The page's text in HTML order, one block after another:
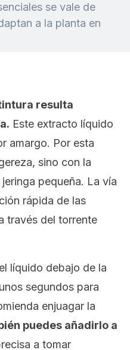
se vale de
a la planta en
resulta
Este extracto líquido
amargo. Por esta
sino con la
pequeña. La vía
rápida de las
través del torrente
líquido debajo de la
segundos para
enjuagar la
puedes añadirlo a
a tomar